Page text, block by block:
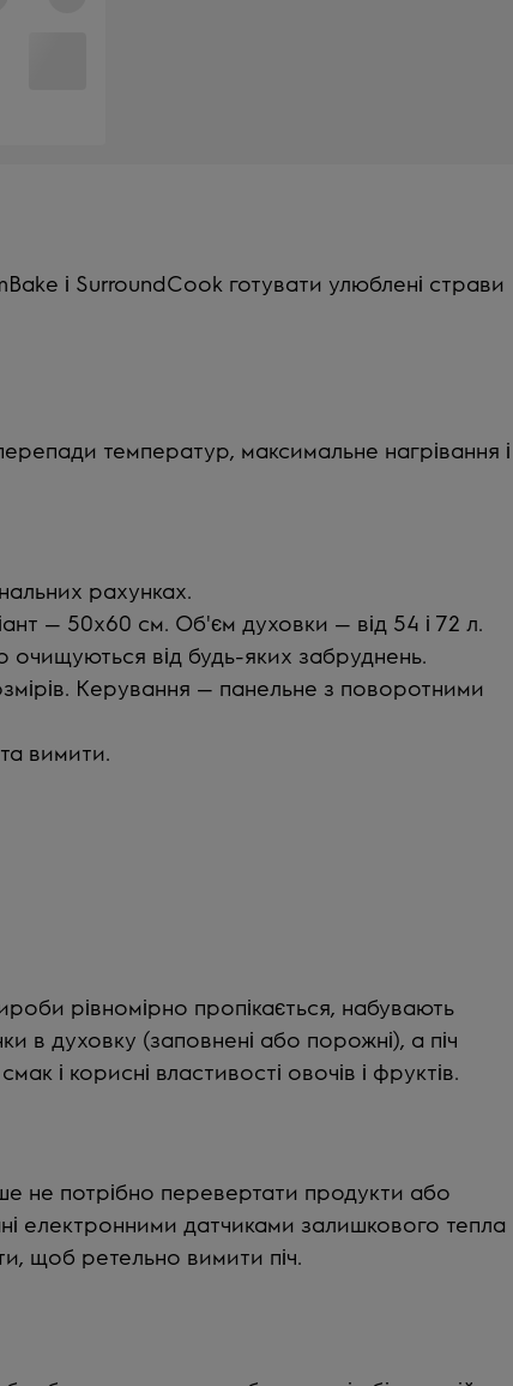
і SurroundCook готувати улюблені страви
температур, максимальне нагрівання і
рахунках.
— 50x60 см. Об'єм духовки — від 54 і 72 л.
очищуються від будь-яких забруднень.
Керування — панельне з поворотними
вимити.
рівномірно пропікається, набувають
в духовку (заповнені або порожні), а піч
і корисні властивості овочів і фруктів.
не потрібно перевертати продукти або
електронними датчиками залишкового тепла
щоб ретельно вимити піч.